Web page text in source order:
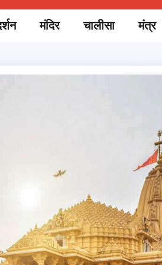
मंदिर चालीसा मंत्र